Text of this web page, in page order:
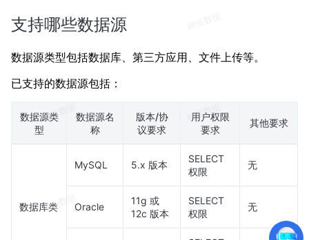
支持哪些数据源
数据源类型包括数据库、第三方应用、文件上传等。
已支持的数据源包括：
数据源类
型
数据源名
称
版本/协
议要求
用户权限
要求
其他要求
数据库类
MySQL 5.x 版本
SELECT
权限
无
Oracle
11g 或
12c 版本
SELECT
权限
无